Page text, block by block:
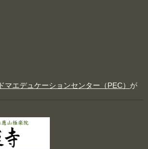
マエデュケーションセンター（PEC） が